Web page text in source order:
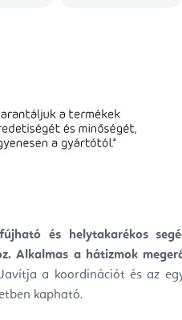
és helytakarékos
Alkalmas a hátizmok
a koordinációt és az
kapható.